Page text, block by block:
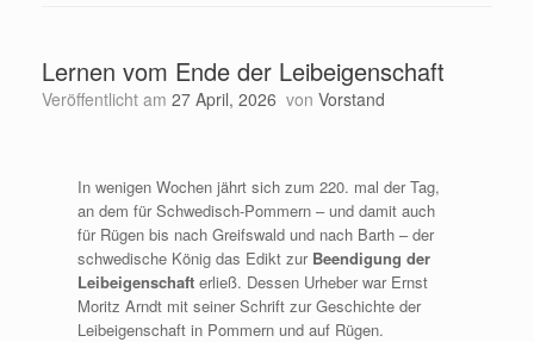
Lernen vom Ende der Leibeigenschaft
Veröffentlicht am 27 April, 2026 von Vorstand
In wenigen Wochen jährt sich zum 220. mal der Tag,
an dem für Schwedisch-Pommern – und damit auch
für Rügen bis nach Greifswald und nach Barth – der
schwedische König das Edikt zur Beendigung der
Leibeigenschaft erließ. Dessen Urheber war Ernst
Moritz Arndt mit seiner Schrift zur Geschichte der
Leibeigenschaft in Pommern und auf Rügen.